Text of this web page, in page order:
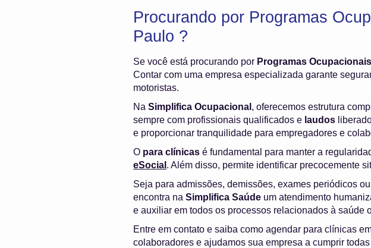
Procurando por Programas
Paulo ?
Se você está procurando por Programas
Contar com uma empresa especializada garante
motoristas.
Na Simplifica Ocupacional , oferecemos estrutura
sempre com profissionais qualificados e laudos
e proporcionar tranquilidade para empregadores e
O para clínicas é fundamental para manter a
eSocial . Além disso, permite identificar precocemente
Seja para admissões, demissões, exames periódicos
encontra na Simplifica Saúde um atendimento
e auxiliar em todos os processos relacionados à saúde
Entre em contato e saiba como agendar para clínicas
colaboradores e ajudamos sua empresa a cumprir